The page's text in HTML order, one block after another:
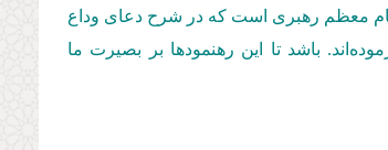
معظم رهبری است كه در شرح دعای وداع
ماه مبارک رمضان 1436 ایراد فرموده‌اند. باشد تا این رهنمودها بر بصیرت ما